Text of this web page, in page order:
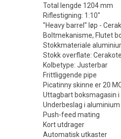
Total lengde 1204 mm
Riflestigning: 1:10"
"Heavy barrel" løp -
Boltmekanisme, Flutet
Stokkmateriale
Stokk overflate:
Kolbetype: Justerbar
Frittliggende pipe
Picatinny skinne er 20
Uttagbart boksmagasin i
Underbeslag i aluminium
Push-feed mating
Kort utdrager
Automatisk utkaster